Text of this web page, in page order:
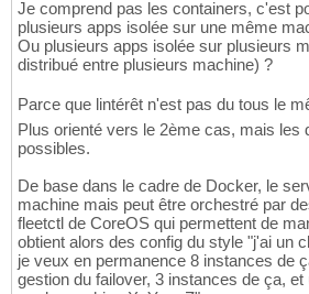
Je comprend pas les containers, c'est
plusieurs apps isolée sur une même
Ou plusieurs apps isolée sur plusieurs
distribué entre plusieurs machine) ?
Parce que lintérêt n'est pas du tous le
Plus orienté vers le 2ème cas, mais les
possibles.
De base dans le cadre de Docker, le
machine mais peut être orchestré par
fleetctl de CoreOS qui permettent de
obtient alors des config du style "j'ai un
je veux en permanence 8 instances de
gestion du failover, 3 instances de ça,